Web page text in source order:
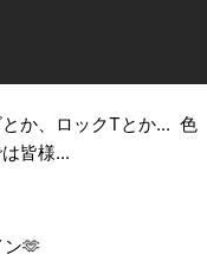
か、ロックTとか... 色
皆様...
ン🫶